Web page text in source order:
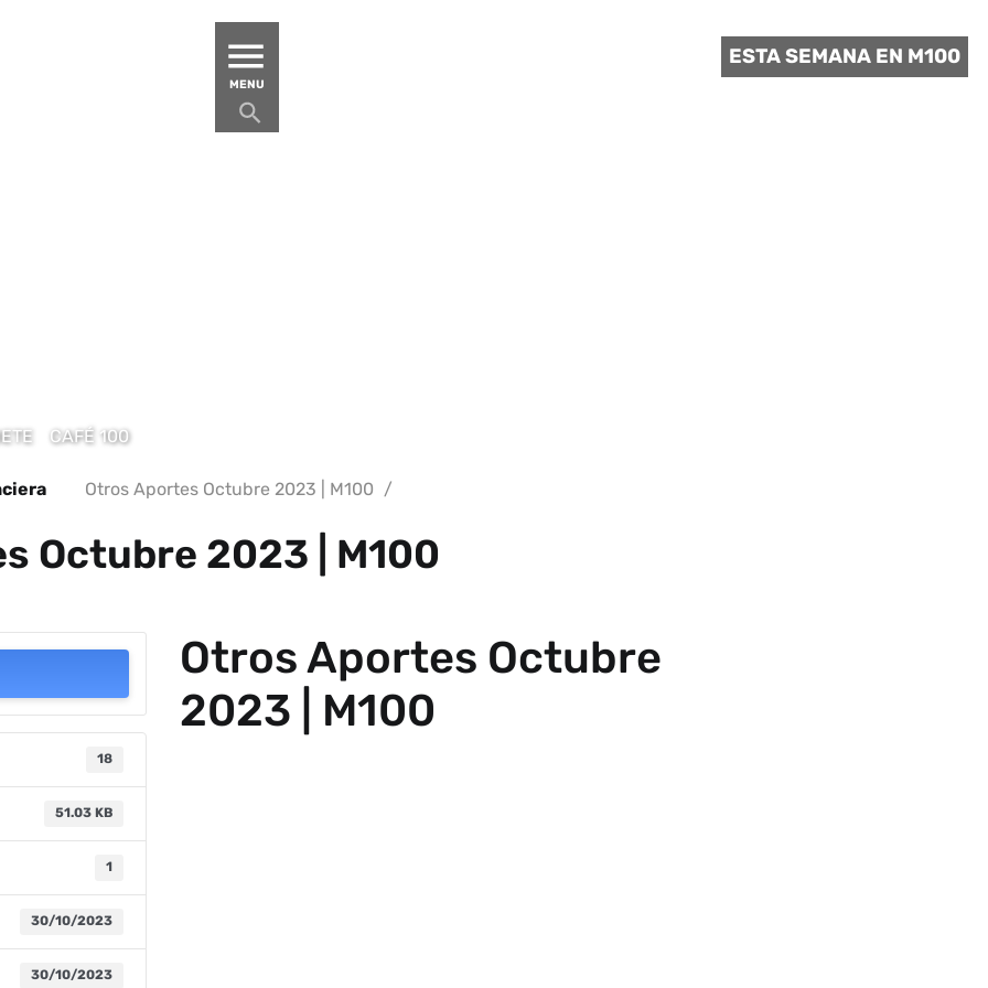
MENU
CAFÉ 100
Otros Aportes Octubre 2023 | M100 /
Octubre 2023 | M100
18
51.03 KB
1
30/10/2023
30/10/2023
Otros Aportes Octubre
2023 | M100
ESTA SEMANA EN M100